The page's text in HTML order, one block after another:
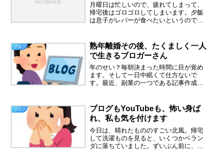
月曜日は忙しいので、疲れてしまって、
帰宅後はゴロゴロしてしまいます。夕飯
は息子がレバーが食べたいというので、
が、車の中でブログの話しで盛り上がっ
てしまいました。副業でブ...
ブログ
熟年離婚その後、たくましく一人
で生きるブロガーさん
年のせい？毎朝決まった時間に目が覚め
ます。そして一日中眠くて仕方ないで
す。最近、副業の一つである記事作成の
くなり、お風呂に入って寝ます。もう無
理をするのはやめました。ブ...
ブログ
ブログもYouTubeも、怖い身ば
れ、私も気を付けます
今日は、晴れたもののすごい北風。帰宅
して洗濯ものを見ると、いくつかベラン
ダに落ちていました。ずいぶん前に、パ